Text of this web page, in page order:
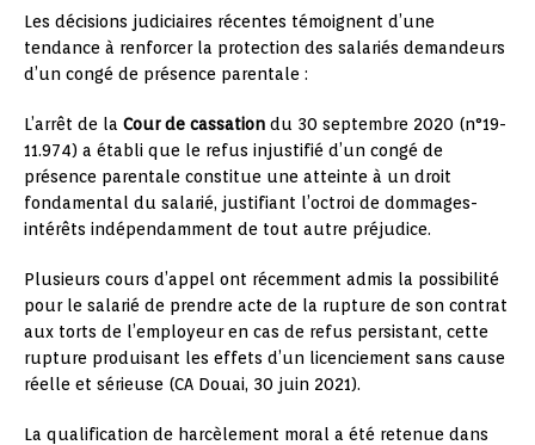
Les décisions judiciaires récentes témoignent d’une
tendance à renforcer la protection des salariés demandeurs
d’un congé de présence parentale :
L’arrêt de la Cour de cassation du 30 septembre 2020 (n°19-
11.974) a établi que le refus injustifié d’un congé de
présence parentale constitue une atteinte à un droit
fondamental du salarié, justifiant l’octroi de dommages-
intérêts indépendamment de tout autre préjudice.
Plusieurs cours d’appel ont récemment admis la possibilité
pour le salarié de prendre acte de la rupture de son contrat
aux torts de l’employeur en cas de refus persistant, cette
rupture produisant les effets d’un licenciement sans cause
réelle et sérieuse (CA Douai, 30 juin 2021).
La qualification de harcèlement moral a été retenue dans